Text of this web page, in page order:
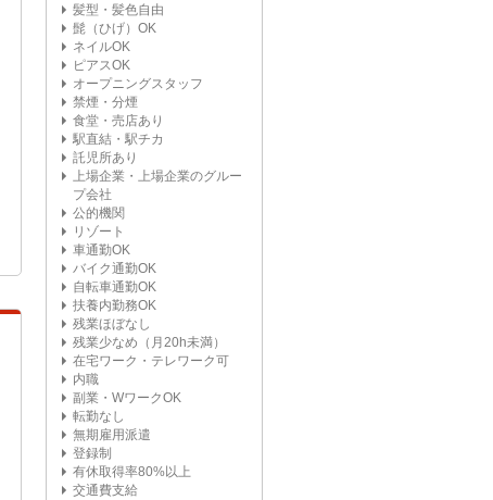
髪型・髪色自由
髭（ひげ）OK
ネイルOK
ピアスOK
オープニングスタッフ
禁煙・分煙
食堂・売店あり
駅直結・駅チカ
託児所あり
上場企業・上場企業のグルー
プ会社
公的機関
リゾート
車通勤OK
バイク通勤OK
自転車通勤OK
扶養内勤務OK
残業ほぼなし
残業少なめ（月20h未満）
在宅ワーク・テレワーク可
内職
副業・WワークOK
転勤なし
無期雇用派遣
登録制
有休取得率80%以上
交通費支給